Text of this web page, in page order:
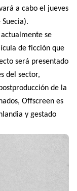
a cabo el jueves
se
de ficción que
será presentado
del sector,
de la
Offscreen es
y gestado